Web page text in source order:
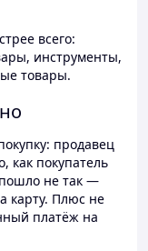
всего:
инструменты,
товары.
продавец
как покупатель
пошло не так —
карту. Плюс не
платёж на